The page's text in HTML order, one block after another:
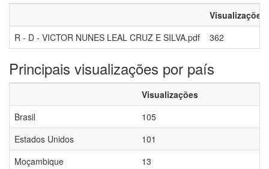
Visualizações
R - D - VICTOR NUNES LEAL CRUZ E SILVA.pdf
362
Principais visualizações por país
Visualizações
Brasil
105
Estados Unidos
101
Moçambique
13